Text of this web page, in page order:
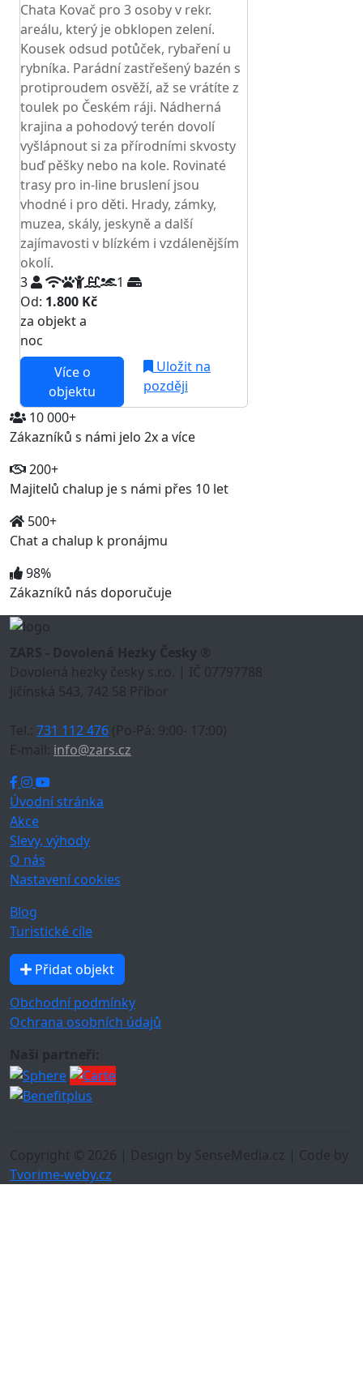
Chata Kovač pro 3 osoby v rekr.
areálu, který je obklopen zelení.
Kousek odsud potůček, rybaření u
rybníka. Parádní zastřešený bazén s
protiproudem osvěží, až se vrátíte z
toulek po Českém ráji. Nádherná
krajina a pohodový terén dovolí
vyšlápnout si za přírodními skvosty
buď pěšky nebo na kole. Rovinaté
trasy pro in-line bruslení jsou
vhodné i pro děti. Hrady, zámky,
muzea, skály, jeskyně a další
zajímavosti v blízkém i vzdálenějším
okolí.
3
1
Od: 1.800 Kč
za objekt a
noc
Více o
objektu
Uložit na
později
10 000+
Zákazníků s námi jelo 2x a více
200+
Majitelů chalup je s námi přes 10 let
500+
Chat a chalup k pronájmu
98%
Zákazníků nás doporučuje
ZARS - Dovolená Hezky Česky ®
Dovolená hezky česky s.r.o. | IČ 07797788
Jičínská 543, 742 58 Příbor
Tel.: 731 112 476 (Po-Pá: 9:00- 17:00)
E-mail: info@zars.cz
Úvodní stránka
Akce
Slevy, výhody
O nás
Nastavení cookies
Blog
Turistické cíle
Přidat objekt
Obchodní podmínky
Ochrana osobních údajů
Naši partneři:
Copyright © 2026 | Design by SenseMedia.cz | Code by
Tvorime-weby.cz